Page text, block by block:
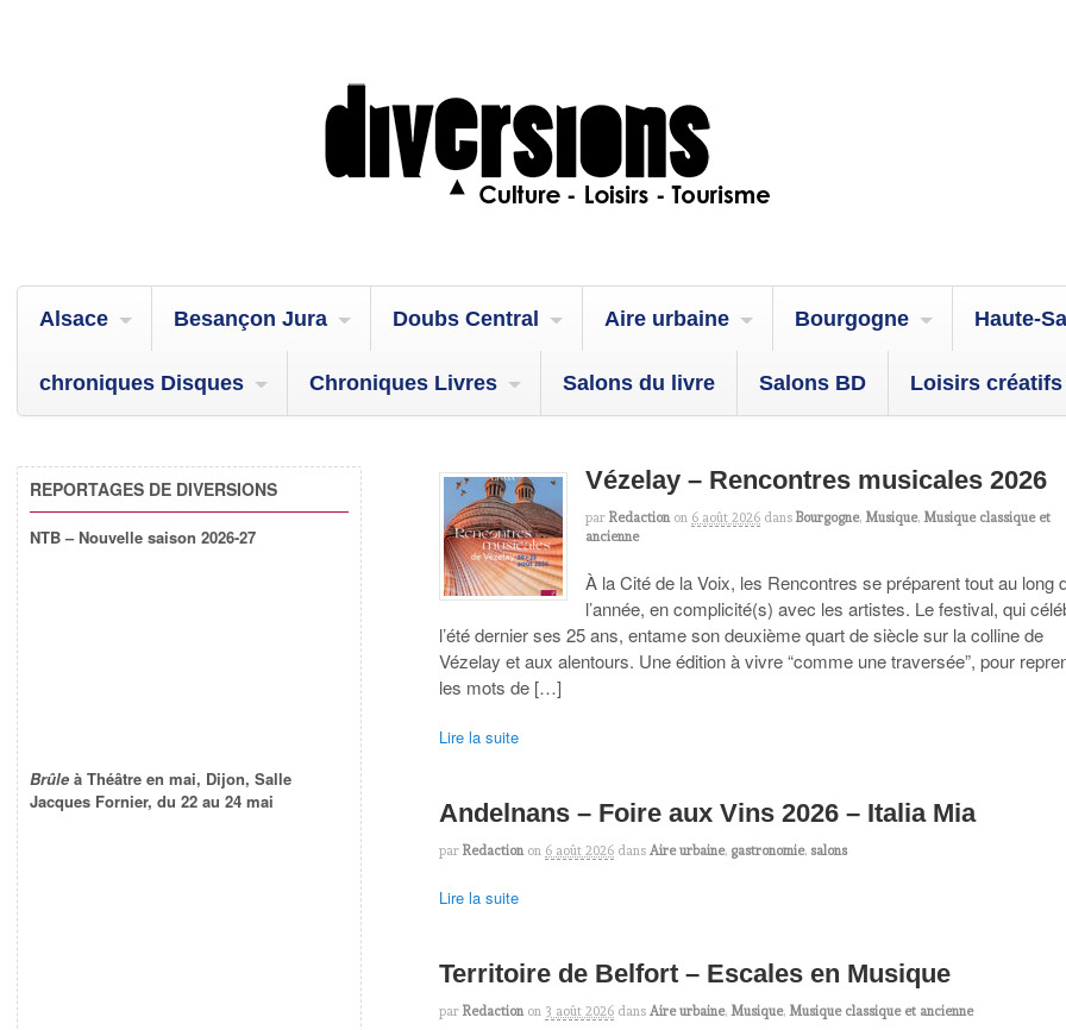
Alsace Besançon Jura Doubs Central Aire urbaine Bourgogne Haute-
chroniques Disques Chroniques Livres Salons du livre Salons BD Loisirs créatifs
Vézelay – Rencontres musicales 2026
par Redaction on 6 août 2026 dans Bourgogne,Musique,Musique classique et
ancienne
À la Cité de la Voix, les Rencontres se préparent tout au long
l’année, en complicité(s) avec les artistes. Le festival, qui
l’été dernier ses 25 ans, entame son deuxième quart de siècle sur la colline de
Vézelay et aux alentours. Une édition à vivre “comme une traversée”, pour
les mots de […]
Lire la suite
Andelnans – Foire aux Vins 2026 – Italia Mia
par Redaction on 6 août 2026 dans Aire urbaine, gastronomie, salons
Lire la suite
Territoire de Belfort – Escales en Musique
par Redaction on 3 août 2026 dans Aire urbaine,Musique,Musique classique et ancienne
REPORTAGES DE DIVERSIONS
NTB – Nouvelle saison 2026-27
Brûle à Théâtre en mai, Dijon, Salle
Jacques Fornier, du 22 au 24 mai